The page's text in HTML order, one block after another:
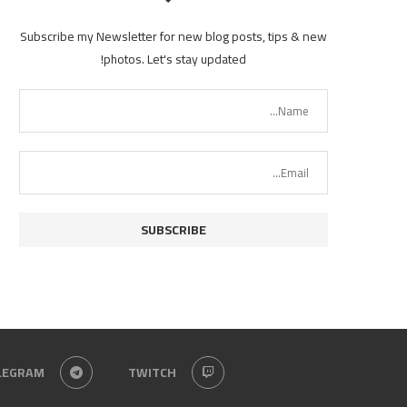
Subscribe my Newsletter for new blog posts, tips & new
photos. Let's stay updated!
TWITCH